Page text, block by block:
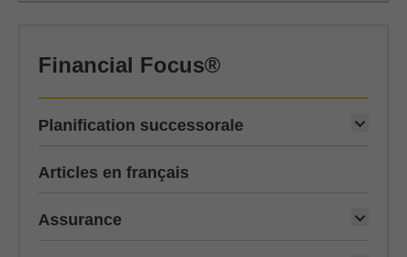
Financial Focus®
Planification successorale
Articles en français
Assurance